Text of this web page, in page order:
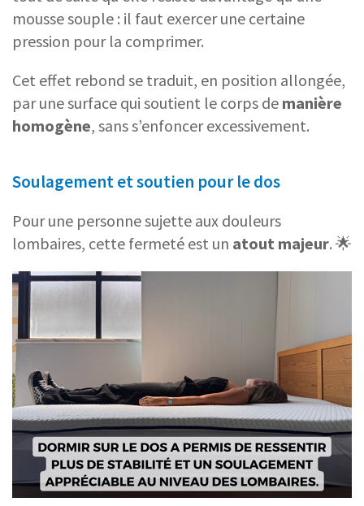
mousse souple : il faut exercer une certaine
pression pour la comprimer.
Cet effet rebond se traduit, en position allongée,
par une surface qui soutient le corps de manière
homogène, sans s’enfoncer excessivement.
Soulagement et soutien pour le dos
Pour une personne sujette aux douleurs
lombaires, cette fermeté est un atout majeur. 🌟